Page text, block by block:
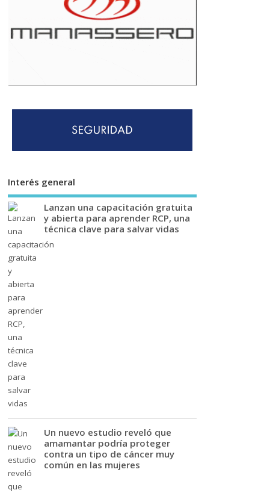
Interés general
Lanzan una capacitación gratuita
y abierta para aprender RCP, una
técnica clave para salvar vidas
Un nuevo estudio reveló que
amamantar podría proteger
contra un tipo de cáncer muy
común en las mujeres